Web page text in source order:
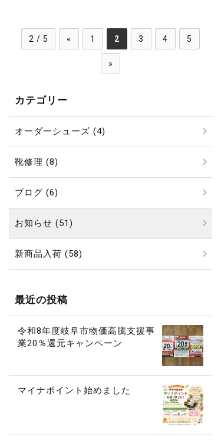
2 / 5 « 1 2 3 4 5
»
カテゴリー
オーダーシューズ (4)
靴修理 (8)
ブログ (6)
お知らせ (51)
新商品入荷 (58)
最近の投稿
令和8年度岐阜市物価高騰支援事
業20％還元キャンペーン
マイナポイント始めました